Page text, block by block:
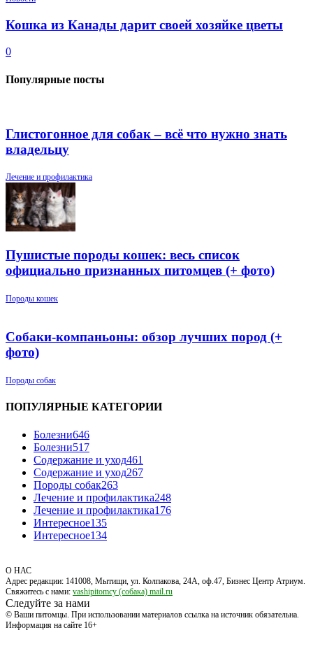
Кошка из Канады дарит своей хозяйке цветы
0
Популярные посты
Глистогонное для собак – всё что нужно знать
владельцу
Лечение и профилактика
Пушистые породы кошек: весь список
официально признанных питомцев (+ фото)
Породы кошек
Собаки-компаньоны: обзор лучших пород (+
фото)
Породы собак
ПОПУЛЯРНЫЕ КАТЕГОРИИ
Болезни646
Болезни517
Содержание и уход461
Содержание и уход267
Породы собак263
Лечение и профилактика248
Лечение и профилактика176
Интересное135
Интересное134
О НАС
Адрес редакции: 141008, Мытищи, ул. Колпакова, 24А, оф.47, Бизнес Центр Атриум.
Свяжитесь с нами: vashipitomcy (собака) mail.ru
Следуйте за нами
© Ваши питомцы. При использовании материалов ссылка на источник обязательна.
Информация на сайте 16+